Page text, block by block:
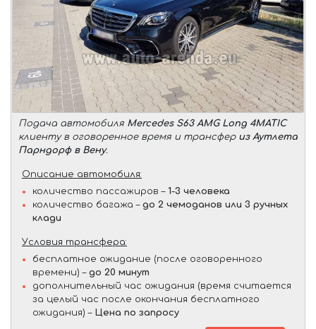
Подача автомобиля Mercedes S63 AMG Long 4MATIC
клиенту в оговоренное время и трансфер из Аутлета
Парндорф в Вену.
Описание автомобиля:
количество пассажиров – 1-3 человека
количество багажа – до 2 чемоданов или 3 ручных
клади
Условия трансфера:
бесплатное ожидание (после оговоренного
времени) – до 20 минут
дополнительный час ожидания (время считается
за целый час после окончания бесплатного
ожидания) – Цена по запросу